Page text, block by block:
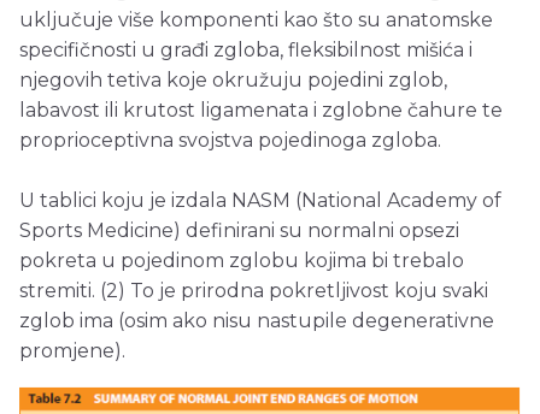
uključuje više komponenti kao što su anatomske
specifičnosti u građi zgloba, fleksibilnost mišića i
njegovih tetiva koje okružuju pojedini zglob,
labavost ili krutost ligamenata i zglobne čahure te
proprioceptivna svojstva pojedinoga zgloba.
U tablici koju je izdala NASM (National Academy of
Sports Medicine) definirani su normalni opsezi
pokreta u pojedinom zglobu kojima bi trebalo
stremiti. (2) To je prirodna pokretljivost koju svaki
zglob ima (osim ako nisu nastupile degenerativne
promjene).